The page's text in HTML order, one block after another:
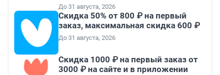
До 31 августа, 2026
Скидка 50% от 800 ₽ на первый
заказ, максимальная скидка 600 ₽
До 31 августа, 2026
Скидка 1000 ₽ на первый заказ от
3000 ₽ на сайте и в приложении